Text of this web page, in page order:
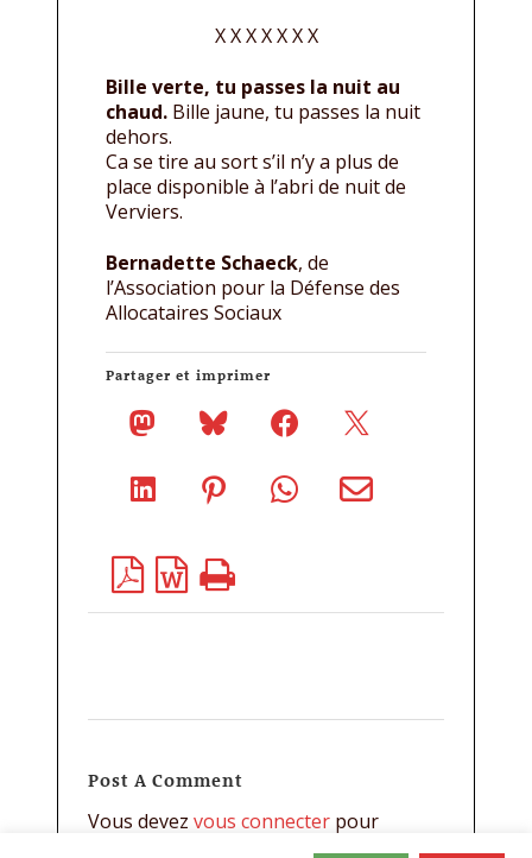
X X X X X X X
Bille verte, tu passes la nuit au
chaud. Bille jaune, tu passes la nuit
dehors.
Ca se tire au sort s’il n’y a plus de
place disponible à l’abri de nuit de
Verviers.
Bernadette Schaeck, de
l’Association pour la Défense des
Allocataires Sociaux
Partager et imprimer
Post A Comment
Vous devez vous connecter pour